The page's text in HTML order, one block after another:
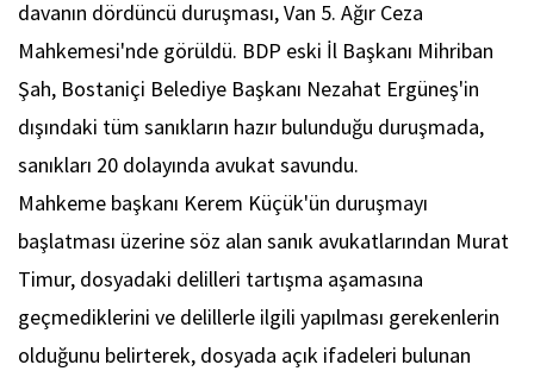
davanın dördüncü duruşması, Van 5. Ağır Ceza
Mahkemesi'nde görüldü. BDP eski İl Başkanı Mihriban
Şah, Bostaniçi Belediye Başkanı Nezahat Ergüneş'in
dışındaki tüm sanıkların hazır bulunduğu duruşmada,
sanıkları 20 dolayında avukat savundu.
Mahkeme başkanı Kerem Küçük'ün duruşmayı
başlatması üzerine söz alan sanık avukatlarından Murat
Timur, dosyadaki delilleri tartışma aşamasına
geçmediklerini ve delillerle ilgili yapılması gerekenlerin
olduğunu belirterek, dosyada açık ifadeleri bulunan